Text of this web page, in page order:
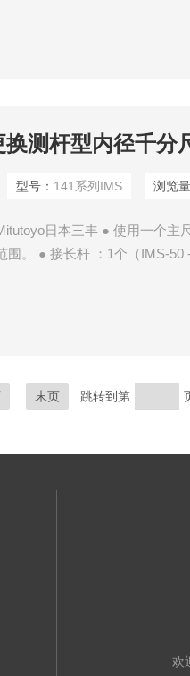
型号： 141系列IMS 浏览
日本三丰 ● 使用一个主
围。 ● 接长杆 ：1个（IMS-50
个（IMS-500） ：8个（IMS-
末页 跳转到第
欢